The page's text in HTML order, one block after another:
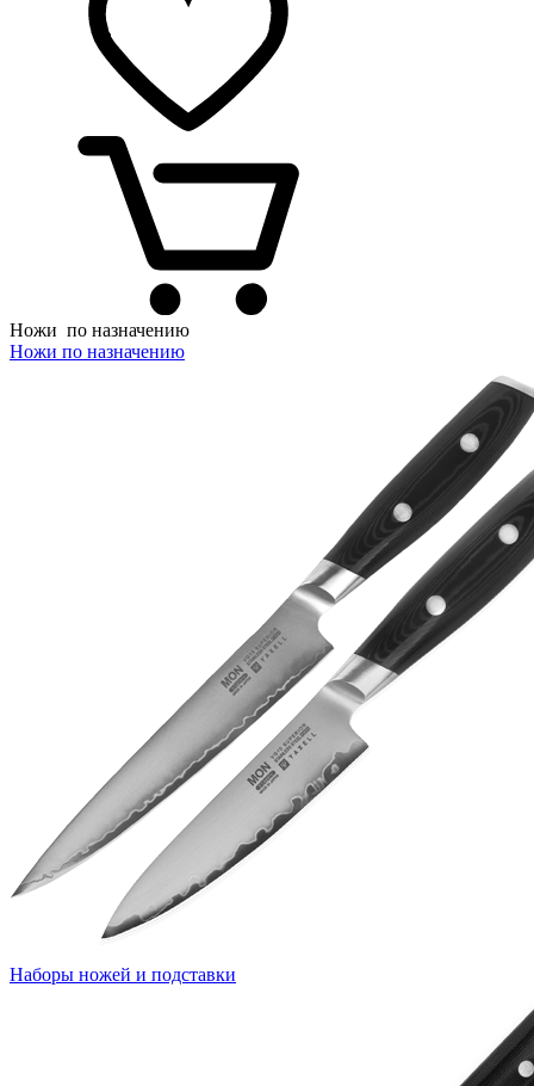
Ножи по назначению
Ножи по назначению
Наборы ножей и подставки